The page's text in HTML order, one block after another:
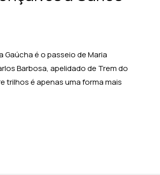
é o passeio de Maria
Barbosa, apelidado de Trem do
trilhos é apenas uma forma mais